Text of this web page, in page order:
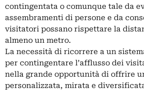
contingentata o comunque tale da
assembramenti di persone e da
visitatori possano rispettare la
almeno un metro.
La necessità di ricorrere a un
per contingentare l’afflusso dei
nella grande opportunità di offrire
personalizzata, mirata e